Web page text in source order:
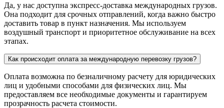
Да, у нас доступна экспресс-доставка международных грузов.
Она подходит для срочных отправлений, когда важно быстро
доставить товар в пункт назначения. Мы используем
воздушный транспорт и приоритетное обслуживание на всех
этапах.
Как происходит оплата за международную перевозку грузов?
Оплата возможна по безналичному расчету для юридических
лиц и удобными способами для физических лиц. Мы
предоставляем все необходимые документы и гарантируем
прозрачность расчета стоимости.